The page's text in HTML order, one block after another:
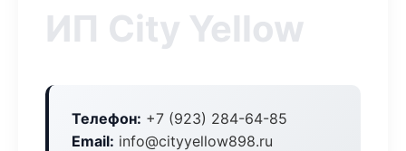
ИП City Yellow
Телефон: +7 (923) 284-64-85
Email: info@cityyellow898.ru